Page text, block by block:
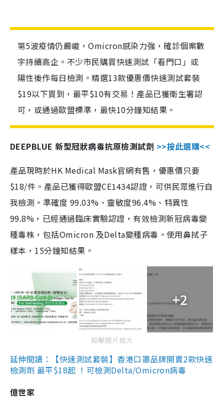
第5波疫情仍嚴峻，Omicron感染力強，確診個案數
字持續高企。不少市民購買快速測試「看門口」或
陽性後作每日檢測。精選13款優惠價快速測試套裝
$19以下買到，最平$10有交易！產品已獲衛生署認
可，或通過歐盟標準，最快10分鐘知結果。
DEEPBLUE 新型冠狀病毒抗原檢測試劑 >>按此選購<<
產品現時於HK Medical Mask官網有售，優惠價只要
$18/件。產品已獲得歐盟CE1434認證，可供民眾進行自
我檢測。準確度 99.03%、靈敏度96.4%、特異性
99.8%，已經通過臨床實驗認證，有效檢測新冠病毒變
種毒株，包括Omicron 及Delta變種病毒。使用鼻拭子
樣本，15分鐘知結果。
+2
點擊圖片放大
延伸閱讀：【快速測試套裝】香港口罩品牌開賣2款快速
檢測劑 最平$18起 ！可檢測Delta/Omicron病毒
億世家